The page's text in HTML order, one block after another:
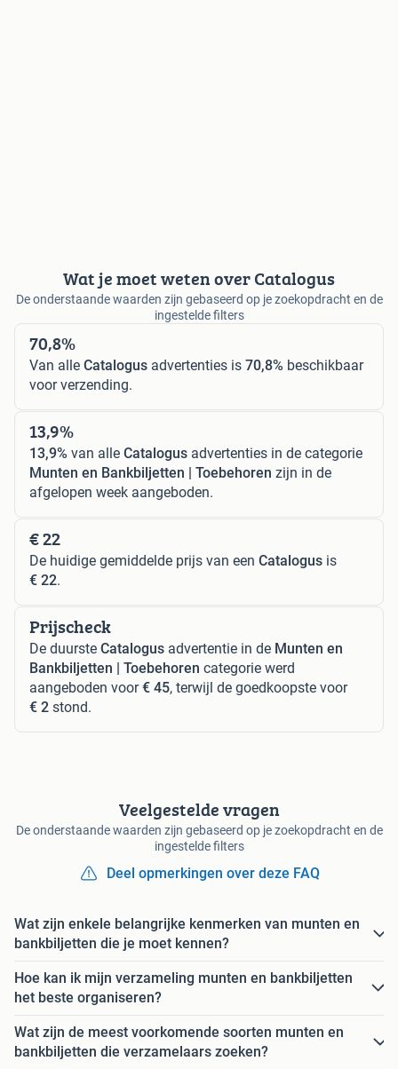
Wat je moet weten over Catalogus
De onderstaande waarden zijn gebaseerd op je zoekopdracht en de
ingestelde filters
70,8%
Van alle Catalogus advertenties is 70,8% beschikbaar
voor verzending.
13,9%
13,9% van alle Catalogus advertenties in de categorie
Munten en Bankbiljetten | Toebehoren zijn in de
afgelopen week aangeboden.
€ 22
De huidige gemiddelde prijs van een Catalogus is
€ 22.
Prijscheck
De duurste Catalogus advertentie in de Munten en
Bankbiljetten | Toebehoren categorie werd
aangeboden voor€ 45, terwijl de goedkoopste voor
€ 2 stond.
Veelgestelde vragen
De onderstaande waarden zijn gebaseerd op je zoekopdracht en de
ingestelde filters
Deel opmerkingen over deze FAQ
Wat zijn enkele belangrijke kenmerken van munten en
bankbiljetten die je moet kennen?
Hoe kan ik mijn verzameling munten en bankbiljetten
het beste organiseren?
Wat zijn de meest voorkomende soorten munten en
bankbiljetten die verzamelaars zoeken?